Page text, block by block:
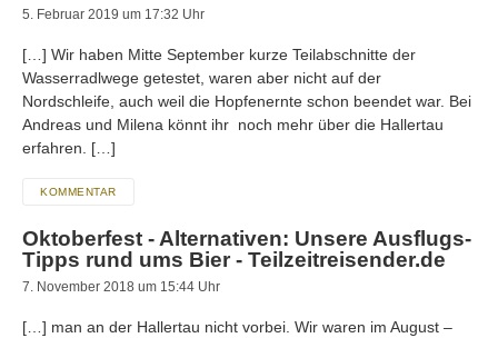
5. Februar 2019 um 17:32 Uhr
[…] Wir haben Mitte September kurze Teilabschnitte der
Wasserradlwege getestet, waren aber nicht auf der
Nordschleife, auch weil die Hopfenernte schon beendet war. Bei
Andreas und Milena könnt ihr noch mehr über die Hallertau
erfahren. […]
KOMMENTAR
Oktoberfest - Alternativen: Unsere Ausflugs-
Tipps rund ums Bier - Teilzeitreisender.de
7. November 2018 um 15:44 Uhr
[…] man an der Hallertau nicht vorbei. Wir waren im August –